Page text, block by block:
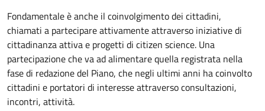
Fondamentale è anche il coinvolgimento dei cittadini,
chiamati a partecipare attivamente attraverso iniziative di
cittadinanza attiva e progetti di citizen science. Una
partecipazione che va ad alimentare quella registrata nella
fase di redazione del Piano, che negli ultimi anni ha coinvolto
cittadini e portatori di interesse attraverso consultazioni,
incontri, attività.